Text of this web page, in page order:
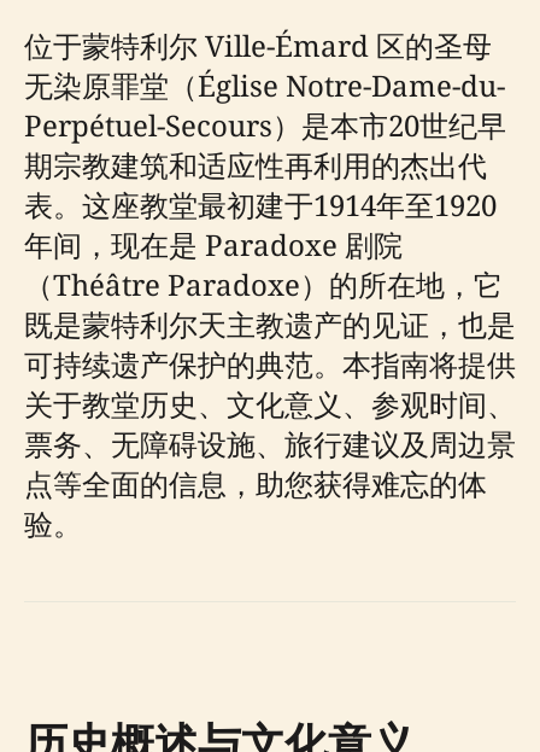
位于蒙特利尔 Ville-Émard 区的圣母
无染原罪堂（Église Notre-Dame-du-
Perpétuel-Secours）是本市20世纪早
期宗教建筑和适应性再利用的杰出代
表。这座教堂最初建于1914年至1920
年间，现在是 Paradoxe 剧院
（Théâtre Paradoxe）的所在地，它
既是蒙特利尔天主教遗产的见证，也是
可持续遗产保护的典范。本指南将提供
关于教堂历史、文化意义、参观时间、
票务、无障碍设施、旅行建议及周边景
点等全面的信息，助您获得难忘的体
验。